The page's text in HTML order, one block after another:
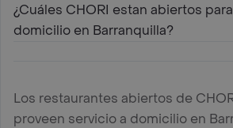
¿Cuáles CHORI estan abiertos
domicilio en Barranquilla?
Los restaurantes abiertos de
proveen servicio a domicilio en